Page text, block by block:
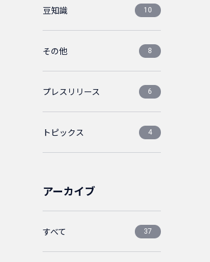
豆知識 10
その他 8
プレスリリース 6
トピックス 4
アーカイブ
すべて 37